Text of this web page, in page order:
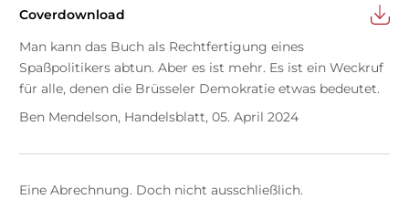
Coverdownload
Man kann das Buch als Rechtfertigung eines
Spaßpolitikers abtun. Aber es ist mehr. Es ist ein Weckruf
für alle, denen die Brüsseler Demokratie etwas bedeutet.
Ben Mendelson, Handelsblatt, 05. April 2024
Eine Abrechnung. Doch nicht ausschließlich.